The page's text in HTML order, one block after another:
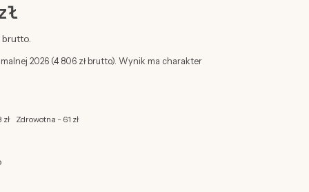
2026 (4 806 zł brutto). Wynik ma charakter
Zdrowotna - 61 zł